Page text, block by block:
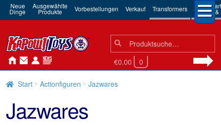
Neue
Dinge
Ausgewählte
Produkte Vorbestellungen Verkauf Transformers 3rd
Robots
Suchen
nach:
Suche
€0.00 0
Start Actionfiguren Jazwares
Jazwares